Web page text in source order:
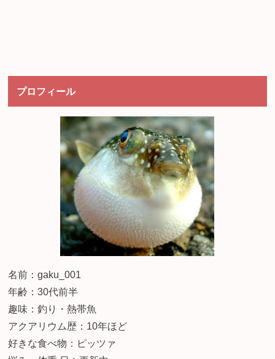
プロフィール
名前：gaku_001
年齢：30代前半
趣味：釣り・熱帯魚
アクアリウム歴：10年ほど
好きな食べ物：ピッツァ